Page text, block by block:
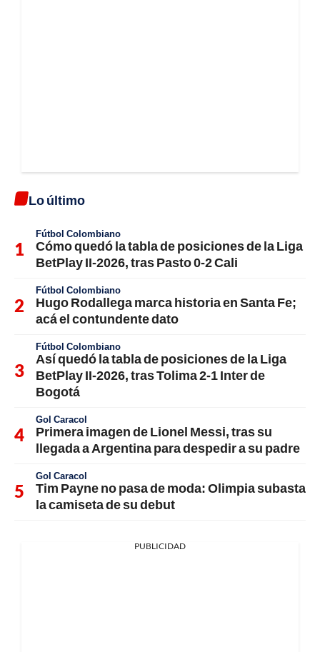
Lo último
Fútbol Colombiano
Cómo quedó la tabla de posiciones de la Liga
BetPlay II-2026, tras Pasto 0-2 Cali
Fútbol Colombiano
Hugo Rodallega marca historia en Santa Fe;
acá el contundente dato
Fútbol Colombiano
Así quedó la tabla de posiciones de la Liga
BetPlay II-2026, tras Tolima 2-1 Inter de
Bogotá
Gol Caracol
Primera imagen de Lionel Messi, tras su
llegada a Argentina para despedir a su padre
Gol Caracol
Tim Payne no pasa de moda: Olimpia subasta
la camiseta de su debut
PUBLICIDAD